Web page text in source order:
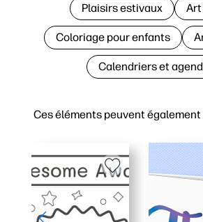
Ces éléments peuvent
Plaisirs estivaux Art
Coloriage pour enfants
Calendriers et